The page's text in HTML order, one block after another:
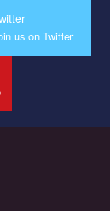
реализовать
на почве
канал YouTube
us on Twitter